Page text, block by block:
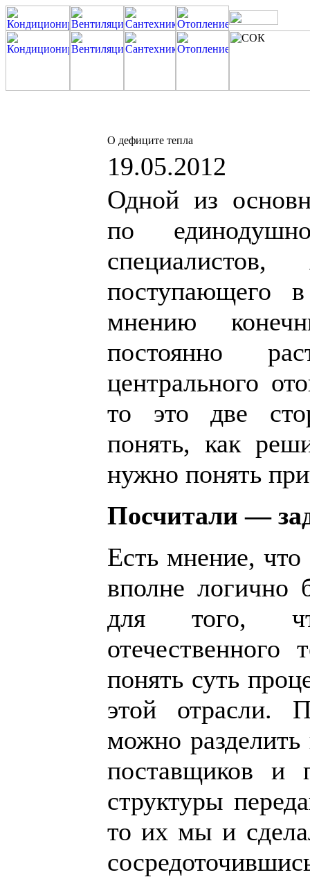
О дефиците тепла
19.05.2012
Одной из
по
поступающего
мнению
постоянно
центрального
то это две
понять, как
нужно понять
Посчитали —
Есть мнение, что
вполне логично
для того,
отечественного
понять суть
этой отрасли.
можно
поставщиков и
структуры
то их мы и